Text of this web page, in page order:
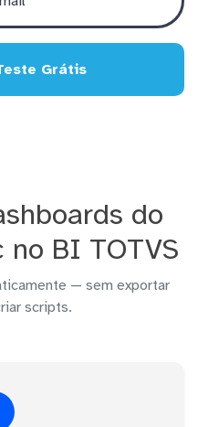
Grátis
do
BI TOTVS
— sem exportar
scripts.